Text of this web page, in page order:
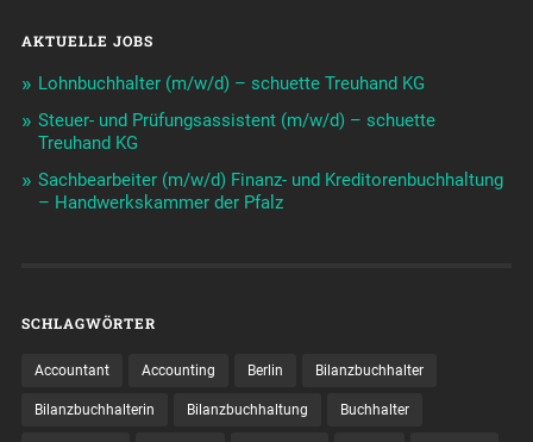
AKTUELLE JOBS
Lohnbuchhalter (m/w/d) – schuette Treuhand KG
Steuer- und Prüfungsassistent (m/w/d) – schuette
Treuhand KG
Sachbearbeiter (m/w/d) Finanz- und Kreditorenbuchhaltung
– Handwerkskammer der Pfalz
SCHLAGWÖRTER
Accountant Accounting Berlin Bilanzbuchhalter
Bilanzbuchhalterin Bilanzbuchhaltung Buchhalter